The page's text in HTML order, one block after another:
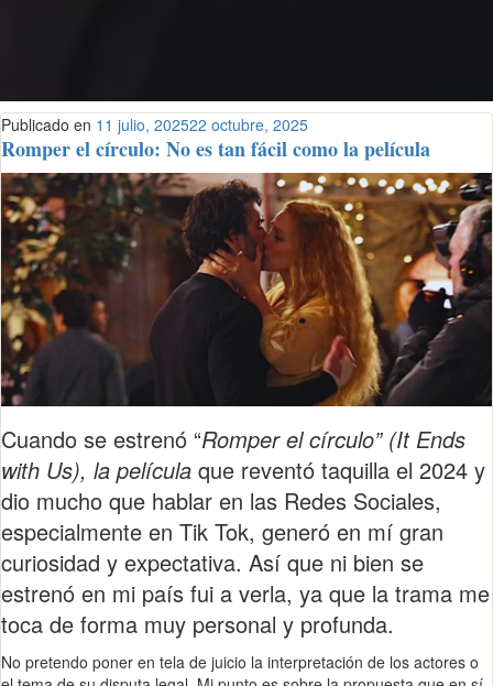
Publicado en 11 julio, 202522 octubre, 2025
Romper el círculo: No es tan fácil como la película
Cuando se estrenó “Romper el círculo” (It Ends
with Us), la película que reventó taquilla el 2024 y
dio mucho que hablar en las Redes Sociales,
especialmente en Tik Tok, generó en mí gran
curiosidad y expectativa. Así que ni bien se
estrenó en mi país fui a verla, ya que la trama me
toca de forma muy personal y profunda.
No pretendo poner en tela de juicio la interpretación de los actores o